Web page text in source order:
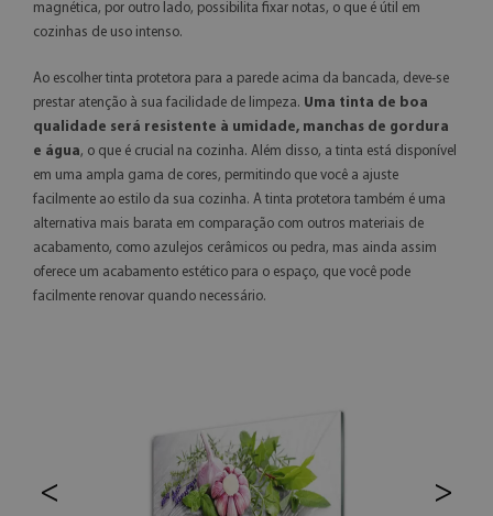
magnética, por outro lado, possibilita fixar notas, o que é útil em
cozinhas de uso intenso.
Ao escolher tinta protetora para a parede acima da bancada, deve-se
prestar atenção à sua facilidade de limpeza. Uma tinta de boa
qualidade será resistente à umidade, manchas de gordura
e água, o que é crucial na cozinha. Além disso, a tinta está disponível
em uma ampla gama de cores, permitindo que você a ajuste
facilmente ao estilo da sua cozinha. A tinta protetora também é uma
alternativa mais barata em comparação com outros materiais de
acabamento, como azulejos cerâmicos ou pedra, mas ainda assim
oferece um acabamento estético para o espaço, que você pode
facilmente renovar quando necessário.
< >